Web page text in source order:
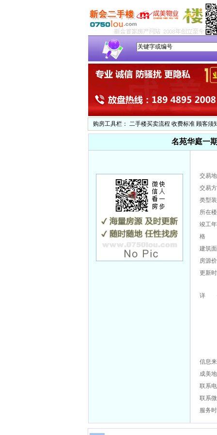
购房工具栏： 二手楼买卖流程 收费标准 顾客须
名苑华庭一
交易
交易
类型
所在
竣工
格
建筑
房源
更新
详
信息
成美
联系
联系
服务